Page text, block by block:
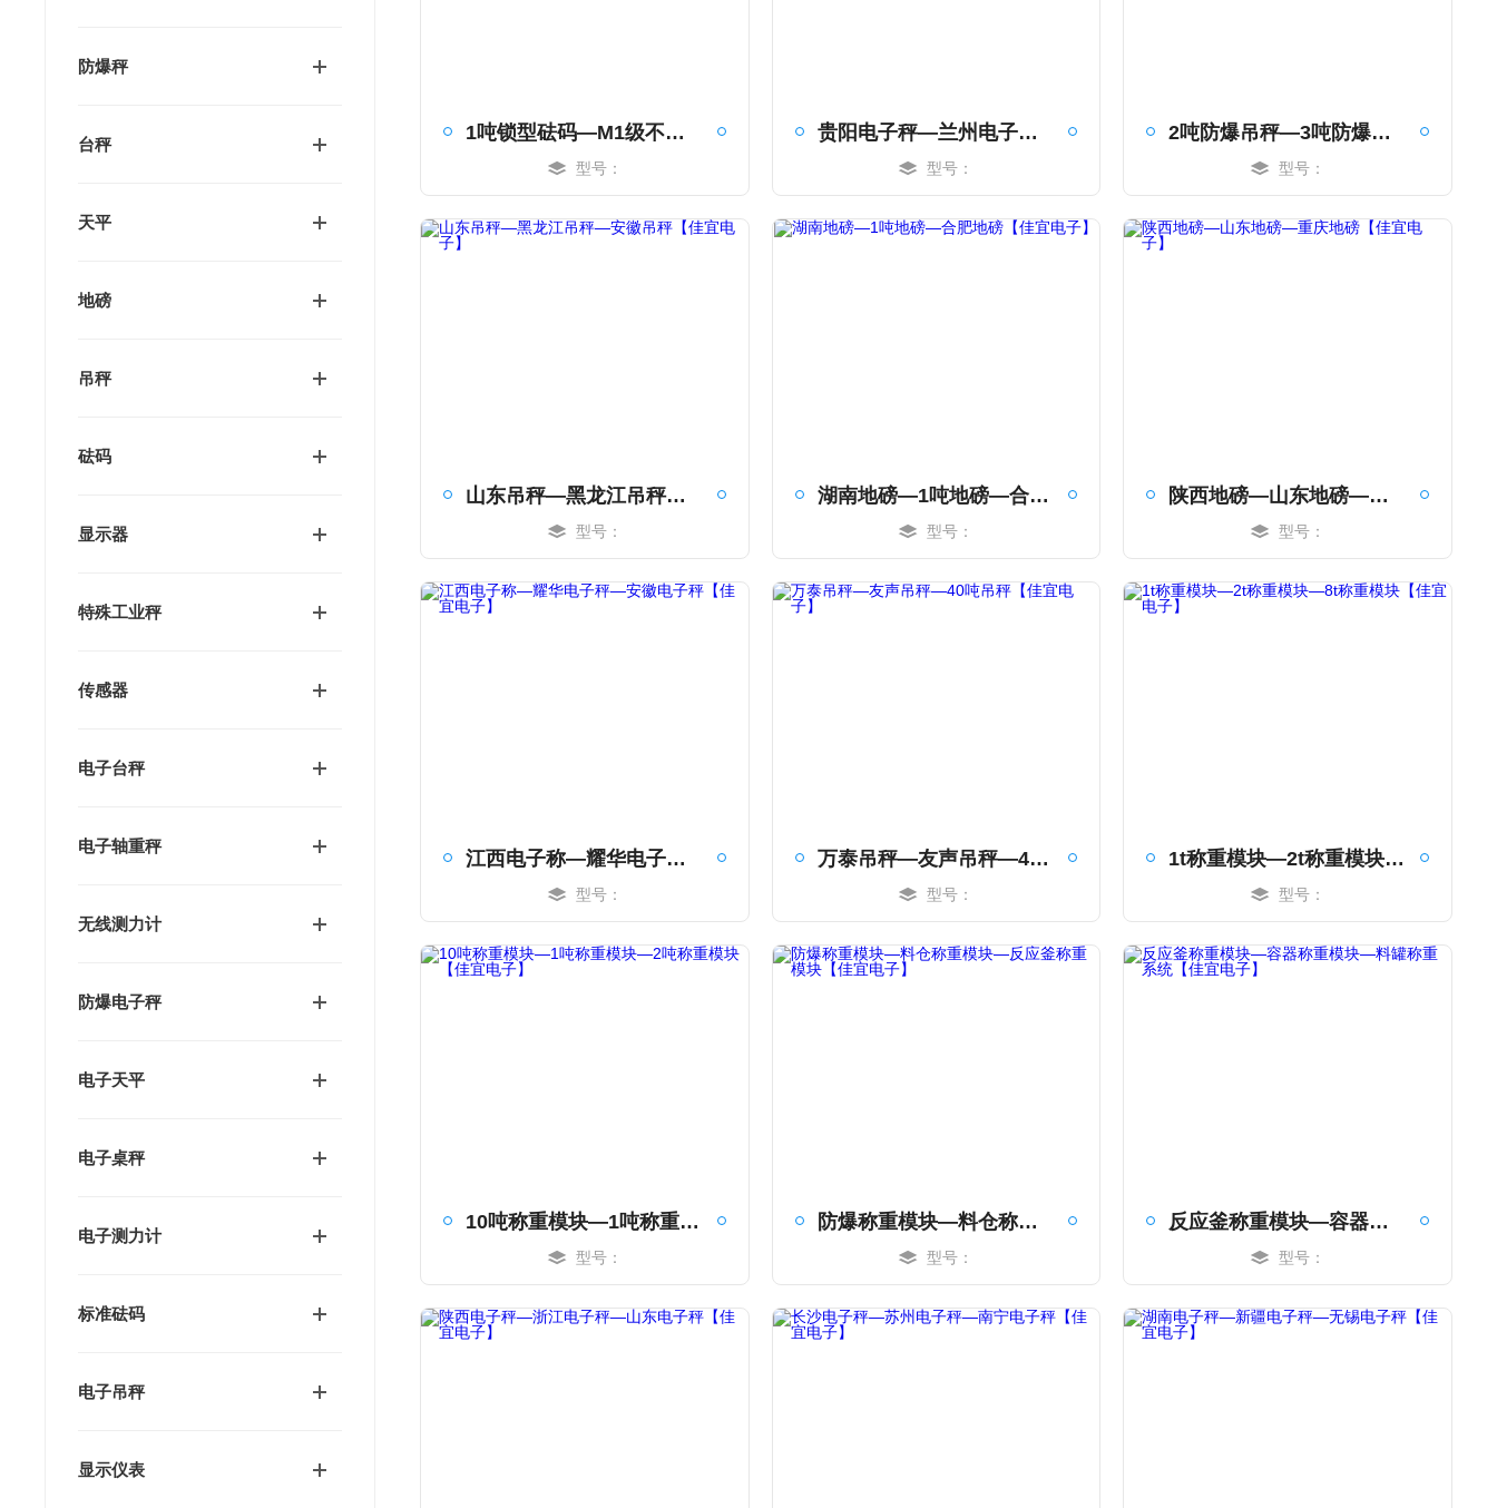
防爆秤
台秤
天平
地磅
吊秤
砝码
显示器
特殊工业秤
传感器
电子台秤
电子轴重秤
无线测力计
防爆电子秤
电子天平
电子桌秤
电子测力计
标准砝码
电子吊秤
显示仪表
1吨锁型砝码—M1级不锈钢砝码—1T铸铁砝码【佳宜电子】
型号：
贵阳电子秤—兰州电子秤—吉林电子秤【佳宜电子】
型号：
2吨防爆吊秤—3吨防爆吊秤—新疆吊秤【佳宜电子】
型号：
山东吊秤—黑龙江吊秤—安徽吊秤【佳宜电子】
型号：
湖南地磅—1吨地磅—合肥地磅【佳宜电子】
型号：
陕西地磅—山东地磅—重庆地磅【佳宜电子】
型号：
江西电子称—耀华电子秤—安徽电子秤【佳宜电子】
型号：
万泰吊秤—友声吊秤—40吨吊秤【佳宜电子】
型号：
1t称重模块—2t称重模块—8t称重模块【佳宜电子】
型号：
10吨称重模块—1吨称重模块—2吨称重模块【佳宜电子】
型号：
防爆称重模块—料仓称重模块—反应釜称重模块【佳宜电子】
型号：
反应釜称重模块—容器称重模块—料罐称重系统【佳宜电子】
型号：